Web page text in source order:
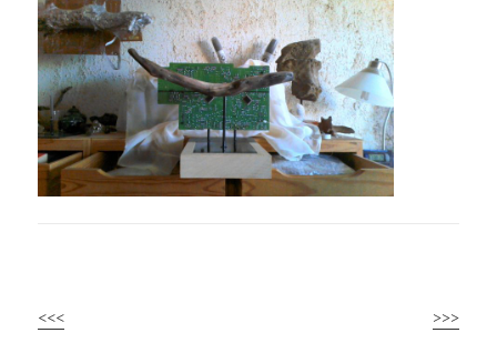
<<< >>>